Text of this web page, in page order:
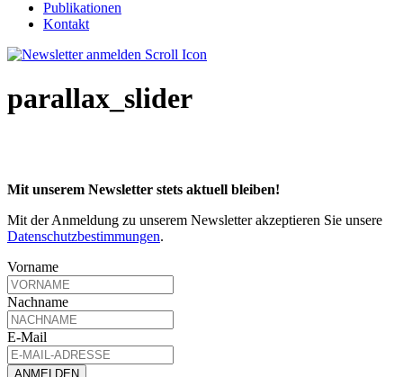
Publikationen
Kontakt
parallax_slider
Mit unserem Newsletter stets aktuell bleiben!
Mit der Anmeldung zu unserem Newsletter akzeptieren Sie unsere
Datenschutzbestimmungen.
Vorname
Nachname
E-Mail